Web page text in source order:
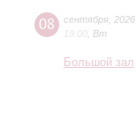
08 сентября 2026
19:00 Вт
Большой зал